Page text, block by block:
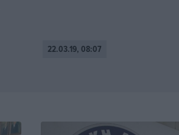
22.03.19, 08:07